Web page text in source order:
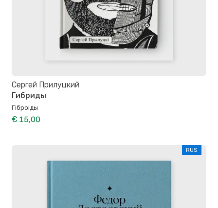
Сергей Прилуцкий
Гибриды
Гіброіды
€ 15,00
RUS